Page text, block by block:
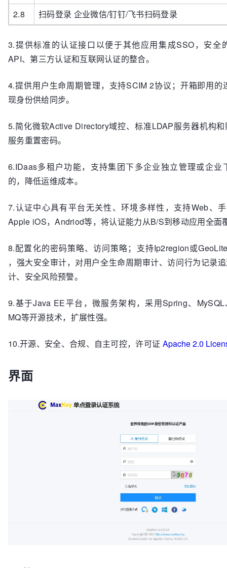
2.8
扫码登录 企业微信/钉钉/飞书扫码登录
3.提供标准的认证接口以便于其他应用集成SSO，安全
API、第三方认证和互联网认证的整合。
4.提供用户生命周期管理，支持SCIM 2协议；开箱即用的
现身份供给同步。
5.简化微软Active Directory域控、标准LDAP服务器机构
服务重置密码。
6.IDaas多租户功能，支持集团下多企业独立管理或企业
的，降低运维成本。
7.认证中心具有平台无关性、环境多样性，支持Web、
Apple iOS，Andriod等，将认证能力从B/S到移动应用全面
8.配置化的密码策略、访问策略；支持Ip2region或
，强大安全审计，对用户全生命周期审计、访问行为记录
计、安全风险预警。
9.基于Java EE平台，微服务架构，采用Spring、
MQ等开源技术，扩展性强。
10.开源、安全、合规、自主可控，许可证 Apache 2.0
界面